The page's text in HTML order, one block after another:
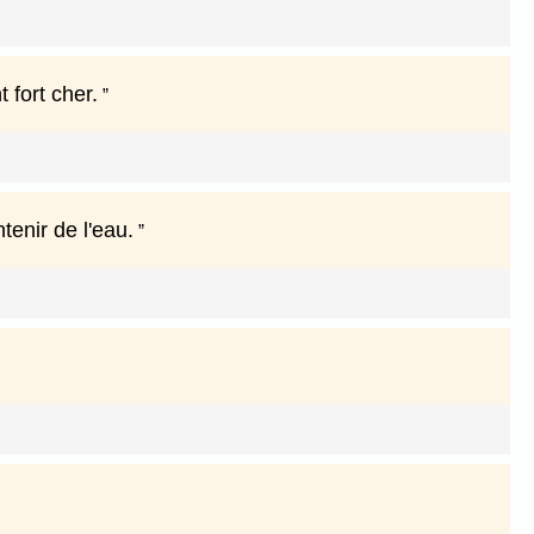
fort cher.
de l'eau.